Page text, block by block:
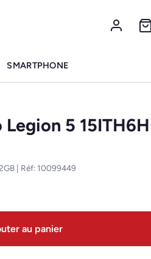
SMARTPHONE
5 15ITH6H
| Réf: 10099449
au panier